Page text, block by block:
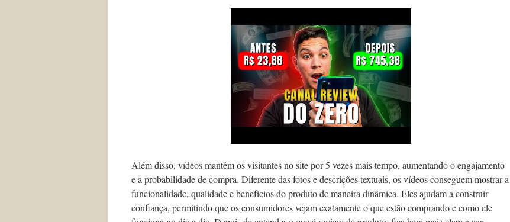
Além disso, vídeos mantêm os visitantes no site por 5 vezes mais tempo, aumentando o engajamento
e a probabilidade de compra. Diferente das fotos e descrições textuais, os vídeos conseguem mostrar a
funcionalidade, qualidade e benefícios do produto de maneira dinâmica. Eles ajudam a construir
confiança, permitindo que os consumidores vejam exatamente o que estão comprando e como ele